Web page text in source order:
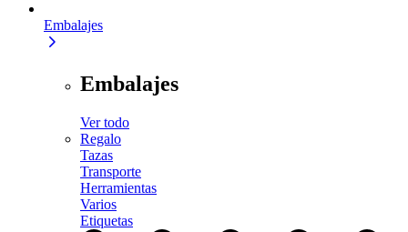
Embalajes
Embalajes
Ver todo
Regalo
Tazas
Transporte
Herramientas
Varios
Etiquetas